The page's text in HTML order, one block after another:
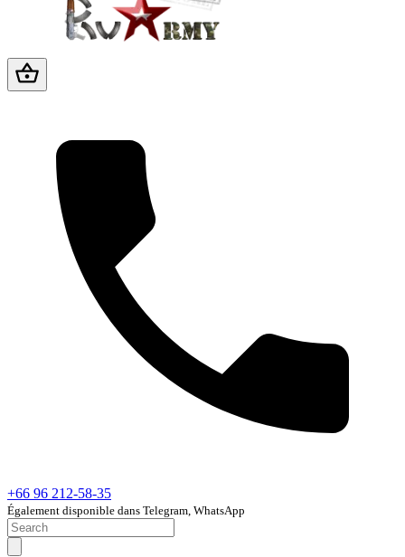
+66 96 212-58-35
Également disponible dans Telegram, WhatsApp